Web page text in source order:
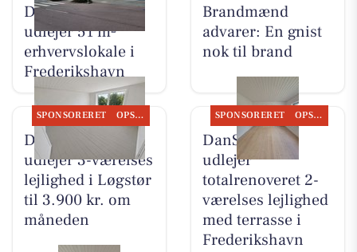
DanSeb ApS
udlejer 51 m²
erhvervslokale i
Frederikshavn
Brandmænd
advarer: En gnist
nok til brand
SPONSORERET OPSLAGSTAVLEN
DanSeb ApS
udlejer 3-værelses
lejlighed i Løgstør
til 3.900 kr. om
måneden
SPONSORERET OPSLAGSTAVLEN
DanSeb ApS
udlejer
totalrenoveret 2-
værelses lejlighed
med terrasse i
Frederikshavn